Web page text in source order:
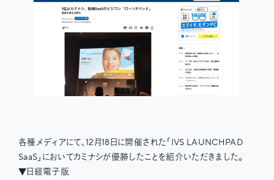
各種メディアにて、12月18日に開催された「IVS LAUNCHPAD
SaaS」においてカミナシが優勝したことを紹介いただきました。
▼日経電子版